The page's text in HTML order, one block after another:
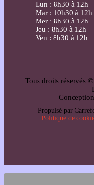
Lun : 8h30 à 12h
Mar : 10h30 à 12h
Mer : 8h30 à 12h
Jeu : 8h30 à 12h
Ven : 8h30 à 12h
Tous droits réservés
Propulsé par
Politique de